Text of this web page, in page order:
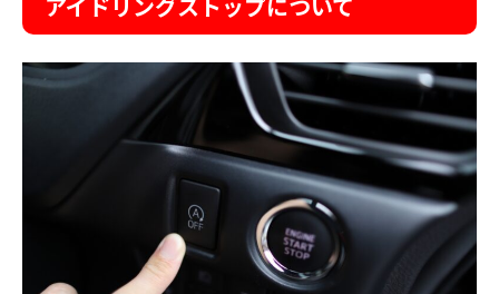
アイドリングストップについて